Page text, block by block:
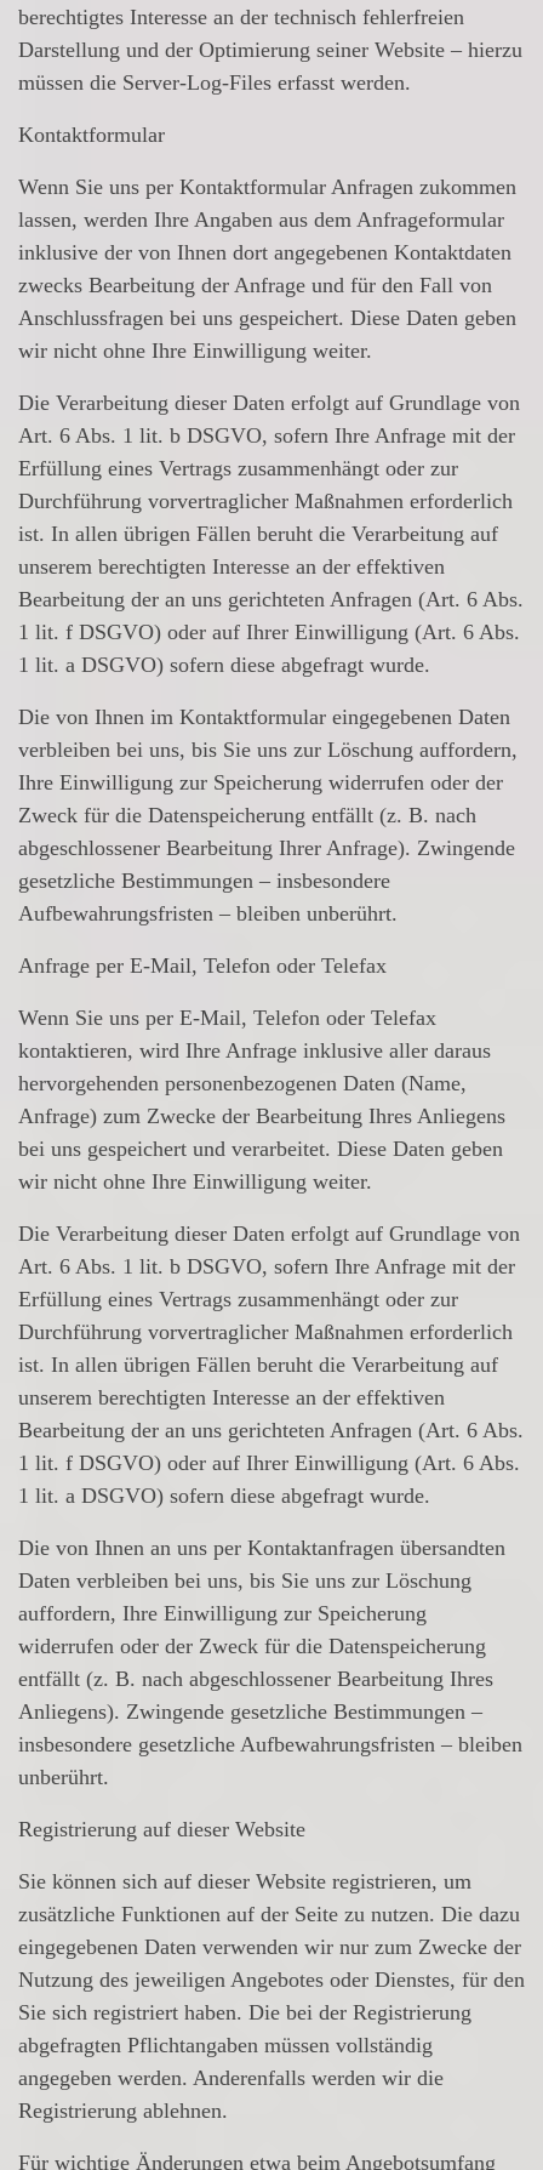
berechtigtes Interesse an der technisch fehlerfreien
Darstellung und der Optimierung seiner Website – hierzu
müssen die Server-Log-Files erfasst werden.
Kontaktformular
Wenn Sie uns per Kontaktformular Anfragen zukommen
lassen, werden Ihre Angaben aus dem Anfrageformular
inklusive der von Ihnen dort angegebenen Kontaktdaten
zwecks Bearbeitung der Anfrage und für den Fall von
Anschlussfragen bei uns gespeichert. Diese Daten geben
wir nicht ohne Ihre Einwilligung weiter.
Die Verarbeitung dieser Daten erfolgt auf Grundlage von
Art. 6 Abs. 1 lit. b DSGVO, sofern Ihre Anfrage mit der
Erfüllung eines Vertrags zusammenhängt oder zur
Durchführung vorvertraglicher Maßnahmen erforderlich
ist. In allen übrigen Fällen beruht die Verarbeitung auf
unserem berechtigten Interesse an der effektiven
Bearbeitung der an uns gerichteten Anfragen (Art. 6 Abs.
1 lit. f DSGVO) oder auf Ihrer Einwilligung (Art. 6 Abs.
1 lit. a DSGVO) sofern diese abgefragt wurde.
Die von Ihnen im Kontaktformular eingegebenen Daten
verbleiben bei uns, bis Sie uns zur Löschung auffordern,
Ihre Einwilligung zur Speicherung widerrufen oder der
Zweck für die Datenspeicherung entfällt (z. B. nach
abgeschlossener Bearbeitung Ihrer Anfrage). Zwingende
gesetzliche Bestimmungen – insbesondere
Aufbewahrungsfristen – bleiben unberührt.
Anfrage per E-Mail, Telefon oder Telefax
Wenn Sie uns per E-Mail, Telefon oder Telefax
kontaktieren, wird Ihre Anfrage inklusive aller daraus
hervorgehenden personenbezogenen Daten (Name,
Anfrage) zum Zwecke der Bearbeitung Ihres Anliegens
bei uns gespeichert und verarbeitet. Diese Daten geben
wir nicht ohne Ihre Einwilligung weiter.
Die Verarbeitung dieser Daten erfolgt auf Grundlage von
Art. 6 Abs. 1 lit. b DSGVO, sofern Ihre Anfrage mit der
Erfüllung eines Vertrags zusammenhängt oder zur
Durchführung vorvertraglicher Maßnahmen erforderlich
ist. In allen übrigen Fällen beruht die Verarbeitung auf
unserem berechtigten Interesse an der effektiven
Bearbeitung der an uns gerichteten Anfragen (Art. 6 Abs.
1 lit. f DSGVO) oder auf Ihrer Einwilligung (Art. 6 Abs.
1 lit. a DSGVO) sofern diese abgefragt wurde.
Die von Ihnen an uns per Kontaktanfragen übersandten
Daten verbleiben bei uns, bis Sie uns zur Löschung
auffordern, Ihre Einwilligung zur Speicherung
widerrufen oder der Zweck für die Datenspeicherung
entfällt (z. B. nach abgeschlossener Bearbeitung Ihres
Anliegens). Zwingende gesetzliche Bestimmungen –
insbesondere gesetzliche Aufbewahrungsfristen – bleiben
unberührt.
Registrierung auf dieser Website
Sie können sich auf dieser Website registrieren, um
zusätzliche Funktionen auf der Seite zu nutzen. Die dazu
eingegebenen Daten verwenden wir nur zum Zwecke der
Nutzung des jeweiligen Angebotes oder Dienstes, für den
Sie sich registriert haben. Die bei der Registrierung
abgefragten Pflichtangaben müssen vollständig
angegeben werden. Anderenfalls werden wir die
Registrierung ablehnen.
Für wichtige Änderungen etwa beim Angebotsumfang